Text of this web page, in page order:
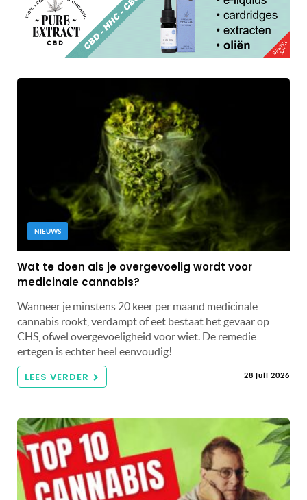
NIEUWS
Wat te doen als je overgevoelig wordt voor
medicinale cannabis?
Wanneer je minstens 20 keer per maand medicinale
cannabis rookt, verdampt of eet bestaat het gevaar op
CHS, ofwel overgevoeligheid voor wiet. De remedie
ertegen is echter heel eenvoudig!
LEES VERDER 28 juli 2026